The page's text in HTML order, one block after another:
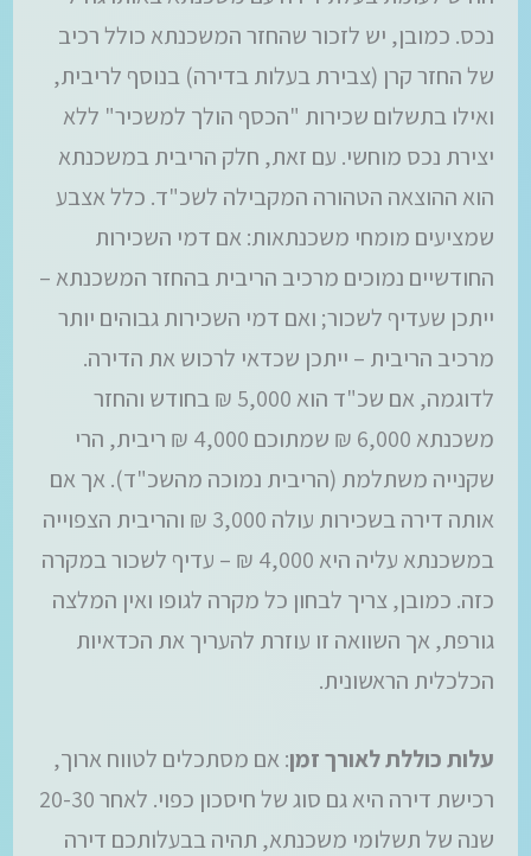
נכס. כמובן, יש לזכור שהחזר המשכנתא כולל רכיב
של החזר קרן (צבירת בעלות בדירה) בנוסף לריבית,
ואילו בתשלום שכירות "הכסף הולך למשכיר" ללא
יצירת נכס מוחשי. עם זאת, חלק הריבית במשכנתא
הוא ההוצאה הטהורה המקבילה לשכ"ד. כלל אצבע
שמציעים מומחי משכנתאות: אם דמי השכירות
החודשיים נמוכים מרכיב הריבית בהחזר המשכנתא –
ייתכן שעדיף לשכור; ואם דמי השכירות גבוהים יותר
מרכיב הריבית – ייתכן שכדאי לרכוש את הדירה.
לדוגמה, אם שכ"ד הוא 5,000 ₪ בחודש והחזר
משכנתא 6,000 ₪ שמתוכם 4,000 ₪ ריבית, הרי
שקנייה משתלמת (הריבית נמוכה מהשכ"ד). אך אם
אותה דירה בשכירות עולה 3,000 ₪ והריבית הצפוייה
במשכנתא עליה היא 4,000 ₪ – עדיף לשכור במקרה
כזה. כמובן, צריך לבחון כל מקרה לגופו ואין המלצה
גורפת, אך השוואה זו עוזרת להעריך את הכדאיות
הכלכלית הראשונית.
עלות כוללת לאורך זמן: אם מסתכלים לטווח ארוך,
רכישת דירה היא גם סוג של חיסכון כפוי. לאחר 20-30
שנה של תשלומי משכנתא, תהיה בבעלותכם דירה